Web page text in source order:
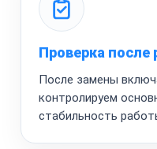
Проверка после
После замены
контролируем
стабильность